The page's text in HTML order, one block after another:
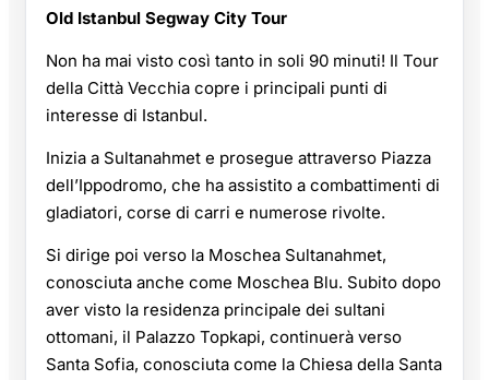
Old Istanbul Segway City Tour
Non ha mai visto così tanto in soli 90 minuti! Il Tour
della Città Vecchia copre i principali punti di
interesse di Istanbul.
Inizia a Sultanahmet e prosegue attraverso Piazza
dell’Ippodromo, che ha assistito a combattimenti di
gladiatori, corse di carri e numerose rivolte.
Si dirige poi verso la Moschea Sultanahmet,
conosciuta anche come Moschea Blu. Subito dopo
aver visto la residenza principale dei sultani
ottomani, il Palazzo Topkapi, continuerà verso
Santa Sofia, conosciuta come la Chiesa della Santa